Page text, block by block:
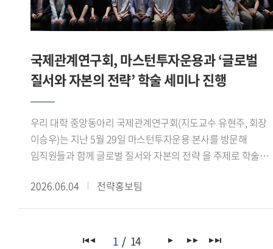
등급에 도달하는 데 선도적 역할을 다하겠다 고 소감을 밝혔다.
꾸준히 활동을 이어가고 있다.
국제관계연구회, 마스턴투자운용과 ‘글로벌
질서와 자본의 전략’ 학술 세미나 진행
우리 대학 중앙동아리 국제관계연구회(지도교수 유현주, 회장
이승우)는 지난 5월 29일 마스턴투자운용 본사를 방문해
임직원들과 함께 글로벌 질서와 자본의 전략 을 주제로 학술
금융산업에 대한 이해를 넓히고, 글로벌 자본의 흐름과 투자
Positive Impact)가 미래 글로벌 인재 양성을 위해 운영하는
2026.06.04 전략홍보팀
1 14